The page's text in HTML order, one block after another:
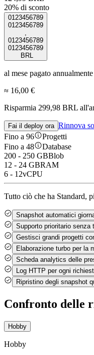
20% di sconto
0123456789
0123456789
,
0123456789
0123456789
BRL
al mese pagato annualmente
≈ 16,00 €
Risparmia 299,98 BRL
Fai il deploy ora Rinnova
Fino a 96
Progetti
Fino a 48
Database
200 - 250 GBBlob
12 - 24 GBRAM
6 - 12vCPU
Tutto ciò che ha Standard,
Snapshot automatici
Supporto prioritario senza
Gestisci grandi progetti
Elaborazione turbo per la
Scheda analytics delle
Log HTTP per ogni
Ripristino degli snapshot
Confronto delle
Hobby
Hobby